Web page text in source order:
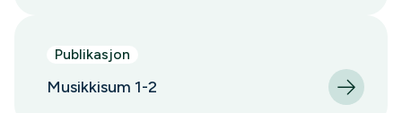
Publikasjon
Musikkisum 1-2